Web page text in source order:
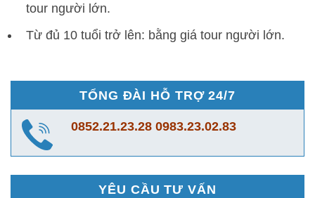
tour người lớn.
Từ đủ 10 tuổi trở lên: bằng giá tour người lớn.
TỔNG ĐÀI HỖ TRỢ 24/7
0852.21.23.28 0983.23.02.83
YÊU CẦU TƯ VẤN